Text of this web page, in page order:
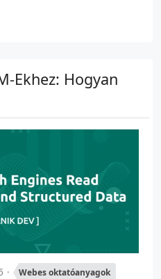
Ekhez: Hogyan
Webes oktatóanyagok